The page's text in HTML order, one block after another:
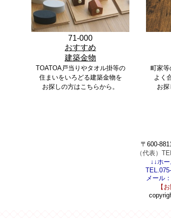
71-000
おすすめ
建築金物
TOATOA戸当りやタオル掛等の
住まいをいろどる建築金物を
お探しの方はこちらから。
町家等
よく
お探
〒600-
（代表）
↓↓ホ
メール：
【